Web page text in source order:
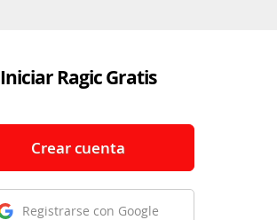
Iniciar Ragic Gratis
Crear cuenta
Registrarse con Google